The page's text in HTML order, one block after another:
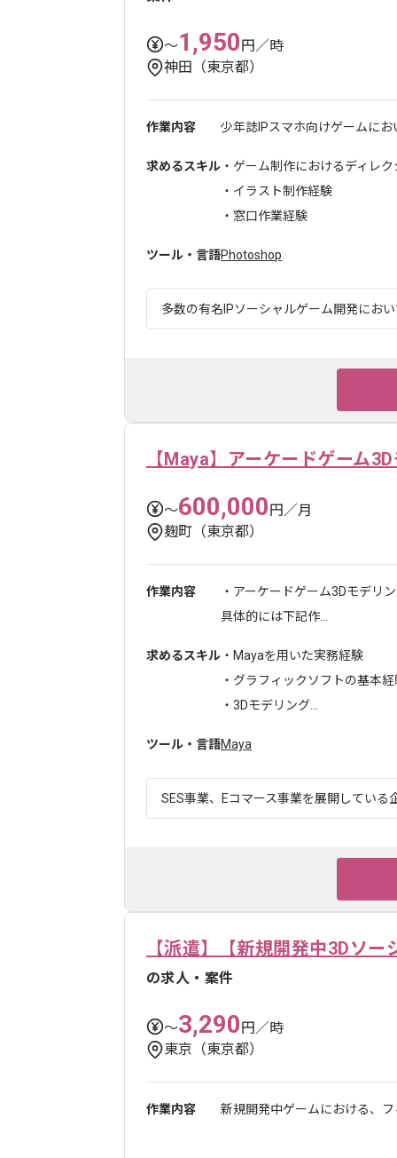
〜1,950円／時
神田（東京都）
作業内容 少年誌IPスマホ向けゲームに
求めるスキル ・ゲーム制作におけるディレ
・イラスト制作経験
・窓口作業経験
ツール・言語Photoshop
多数の有名IPソーシャルゲーム開発にお
【Maya】アーケードゲーム
〜600,000円／月
麹町（東京都）
作業内容
・アーケードゲーム3Dモデリ
具体的には下記作...
求めるスキル ・Mayaを用いた実務経験
・グラフィックソフトの基本経
・3Dモデリング...
ツール・言語Maya
SES事業、Eコマース事業を展開している
【派遣】【新規開発中3Dソ
の求人・案件
〜3,290円／時
東京（東京都）
作業内容 新規開発中ゲームにおける、